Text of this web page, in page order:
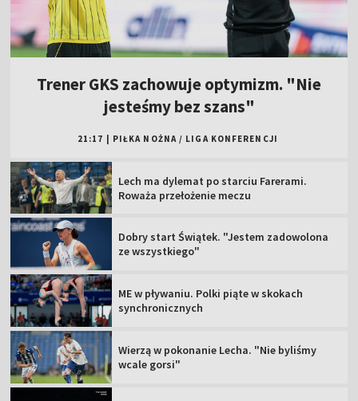
Trener GKS zachowuje optymizm. "Nie
jesteśmy bez szans"
21:17 | PIŁKA NOŻNA / LIGA KONFERENCJI
Lech ma dylemat po starciu Farerami.
Roważa przełożenie meczu
Dobry start Świątek. "Jestem zadowolona
ze wszystkiego"
ME w pływaniu. Polki piąte w skokach
synchronicznych
Wierzą w pokonanie Lecha. "Nie byliśmy
wcale gorsi"